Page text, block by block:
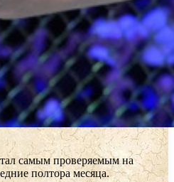
самым проверяемым на
полтора месяца.